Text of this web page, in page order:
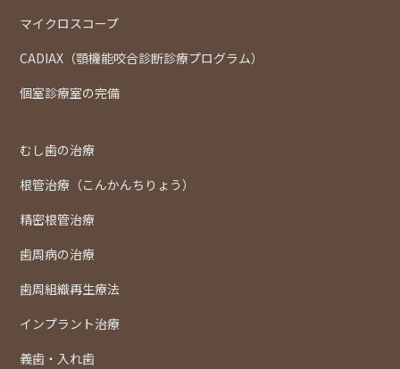
マイクロスコープ
CADIAX（顎機能咬合診断診療プログラム）
個室診療室の完備
むし歯の治療
根管治療（こんかんちりょう）
精密根管治療
歯周病の治療
歯周組織再生療法
インプラント治療
義歯・入れ歯